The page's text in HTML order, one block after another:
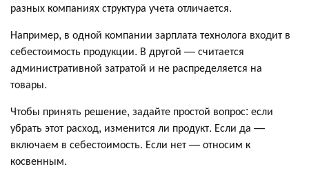
разных компаниях структура учета отличается.
Например, в одной компании зарплата технолога входит в
себестоимость продукции. В другой — считается
административной затратой и не распределяется на
товары.
Чтобы принять решение, задайте простой вопрос: если
убрать этот расход, изменится ли продукт. Если да —
включаем в себестоимость. Если нет — относим к
косвенным.